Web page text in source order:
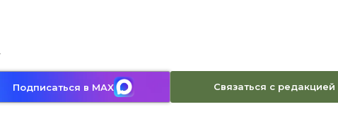
Подписаться в MAX Связаться с редакцией